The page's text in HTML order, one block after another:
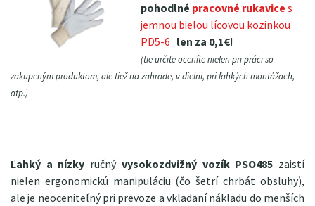
pohodlné pracovné rukavices
jemnou bielou lícovou kozinkou
PD5-6 len za 0,1€!
(tie určite oceníte nielen pri práci so
zakupeným produktom, ale tiež na zahrade, v dielni, pri ľahkých montážach,
atp.)
Ľahký a nízky ručný vysokozdvižný vozík PSO485 zaistí
nielen ergonomickú manipuláciu (čo šetrí chrbát obsluhy),
ale je neoceniteľný pri prevoze a vkladaní nákladu do menších